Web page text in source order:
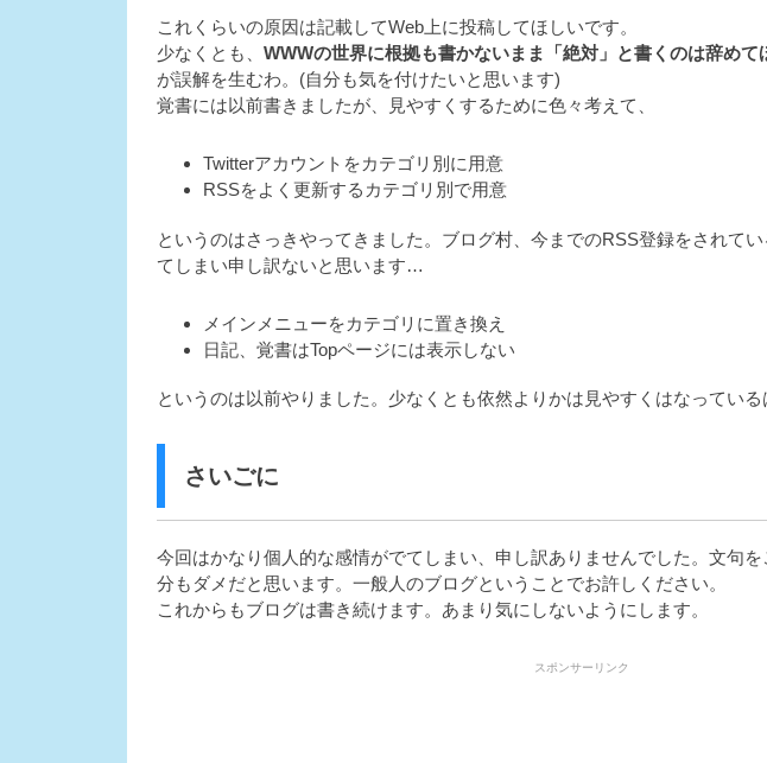
これくらいの原因は記載してWeb上に投稿してほしいです。
少なくとも、 WWWの世界に根拠も書かないまま「絶対」と書くのは辞めて
が誤解を生むわ。(自分も気を付けたいと思います)
覚書には以前書きましたが、見やすくするために色々考えて、
Twitterアカウントをカテゴリ別に用意
RSSをよく更新するカテゴリ別で用意
というのはさっきやってきました。ブログ村、今までのRSS登録をされて
てしまい申し訳ないと思います…
メインメニューをカテゴリに置き換え
日記、覚書はTopページには表示しない
というのは以前やりました。少なくとも依然よりかは見やすくはなっている
さいごに
今回はかなり個人的な感情がでてしまい、申し訳ありませんでした。文句
分もダメだと思います。一般人のブログということでお許しください。
これからもブログは書き続けます。あまり気にしないようにします。
スポンサーリンク